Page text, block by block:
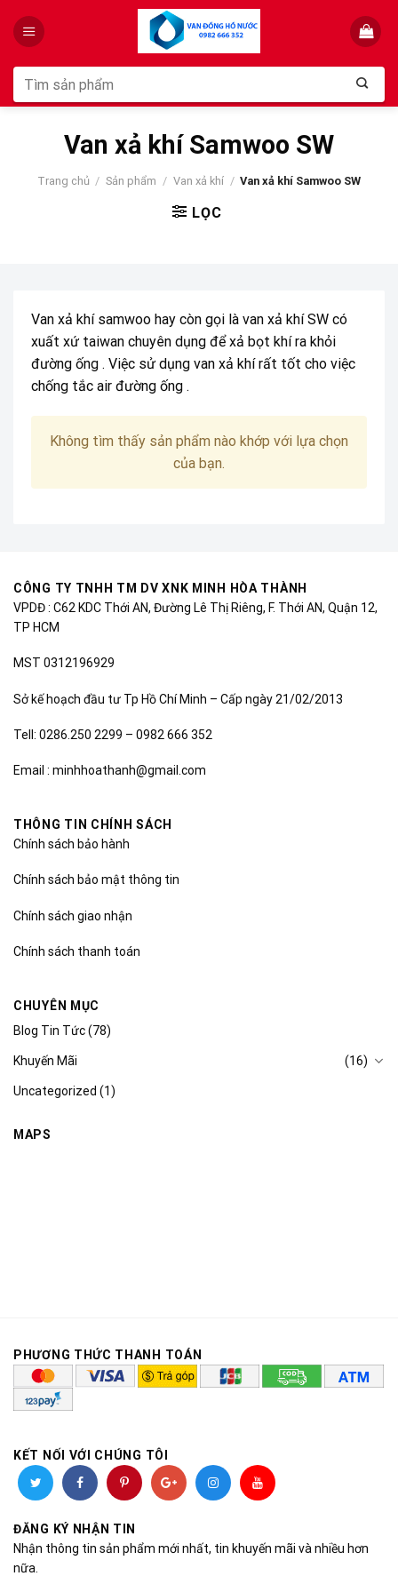
Tìm
kiếm:
Van xả khí Samwoo SW
Trang chủ / Sản phẩm / Van xả khí / Van xả khí Samwoo SW
LỌC
Van xả khí samwoo hay còn gọi là van xả khí SW có
xuất xứ taiwan chuyên dụng để xả bọt khí ra khỏi
đường ống . Việc sử dụng van xả khí rất tốt cho việc
chống tắc air đường ống .
Không tìm thấy sản phẩm nào khớp với lựa chọn
của bạn.
CÔNG TY TNHH TM DV XNK MINH HÒA THÀNH
VPDĐ : C62 KDC Thới AN, Đường Lê Thị Riêng, F. Thới AN, Quận 12,
TP HCM
MST 0312196929
Sở kế hoạch đầu tư Tp Hồ Chí Minh – Cấp ngày 21/02/2013
Tell: 0286.250 2299 – 0982 666 352
Email : minhhoathanh@gmail.com
THÔNG TIN CHÍNH SÁCH
Chính sách bảo hành
Chính sách bảo mật thông tin
Chính sách giao nhận
Chính sách thanh toán
CHUYÊN MỤC
Blog Tin Tức(78)
Khuyến Mãi (16)
Uncategorized (1)
MAPS
PHƯƠNG THỨC THANH TOÁN
KẾT NỐI VỚI CHÚNG TÔI
ĐĂNG KÝ NHẬN TIN
Nhận thông tin sản phẩm mới nhất, tin khuyến mãi và nhiều hơn
nữa.